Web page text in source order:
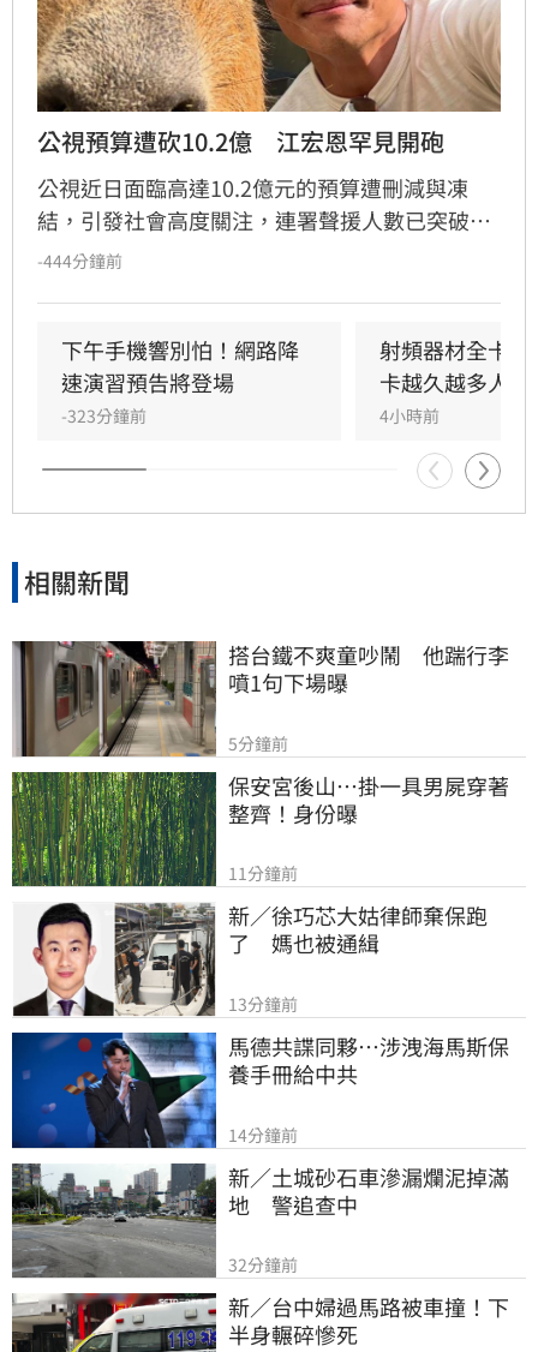
公視預算遭砍10.2億　江宏恩罕見開砲
公視近日面臨高達10.2億元的預算遭刪減與凍
結，引發社會高度關注，連署聲援人數已突破15
萬人。藝人江宏恩日前針對「董事長樂團」林大
言論迅速掀起網友熱議。江宏恩過去憑藉經典八
點檔《飛龍在天》走紅，此次對於公共議題的直
率表態，不僅吸引大批粉絲按讚支持，也讓外界
關注到他平時在社群平台對時事議題的鮮明立
場。此事件反映出公視預算爭議已從立法院延燒
至演藝圈，持續引發大眾對於媒體自主與公共資
-444分鐘前
下午手機響別怕！網路降
速演習預告將登場
-323分鐘前
射頻器材全卡關
卡越久越多人受
4小時前
相關新聞
搭台鐵不爽童吵鬧　他踹行李
噴1句下場曝
5分鐘前
保安宮後山…掛一具男屍穿著
整齊！身份曝
11分鐘前
新／徐巧芯大姑律師棄保跑
了　媽也被通緝
13分鐘前
馬德共諜同夥…涉洩海馬斯保
養手冊給中共
14分鐘前
新／土城砂石車滲漏爛泥掉滿
地　警追查中
32分鐘前
新／台中婦過馬路被車撞！下
半身輾碎慘死